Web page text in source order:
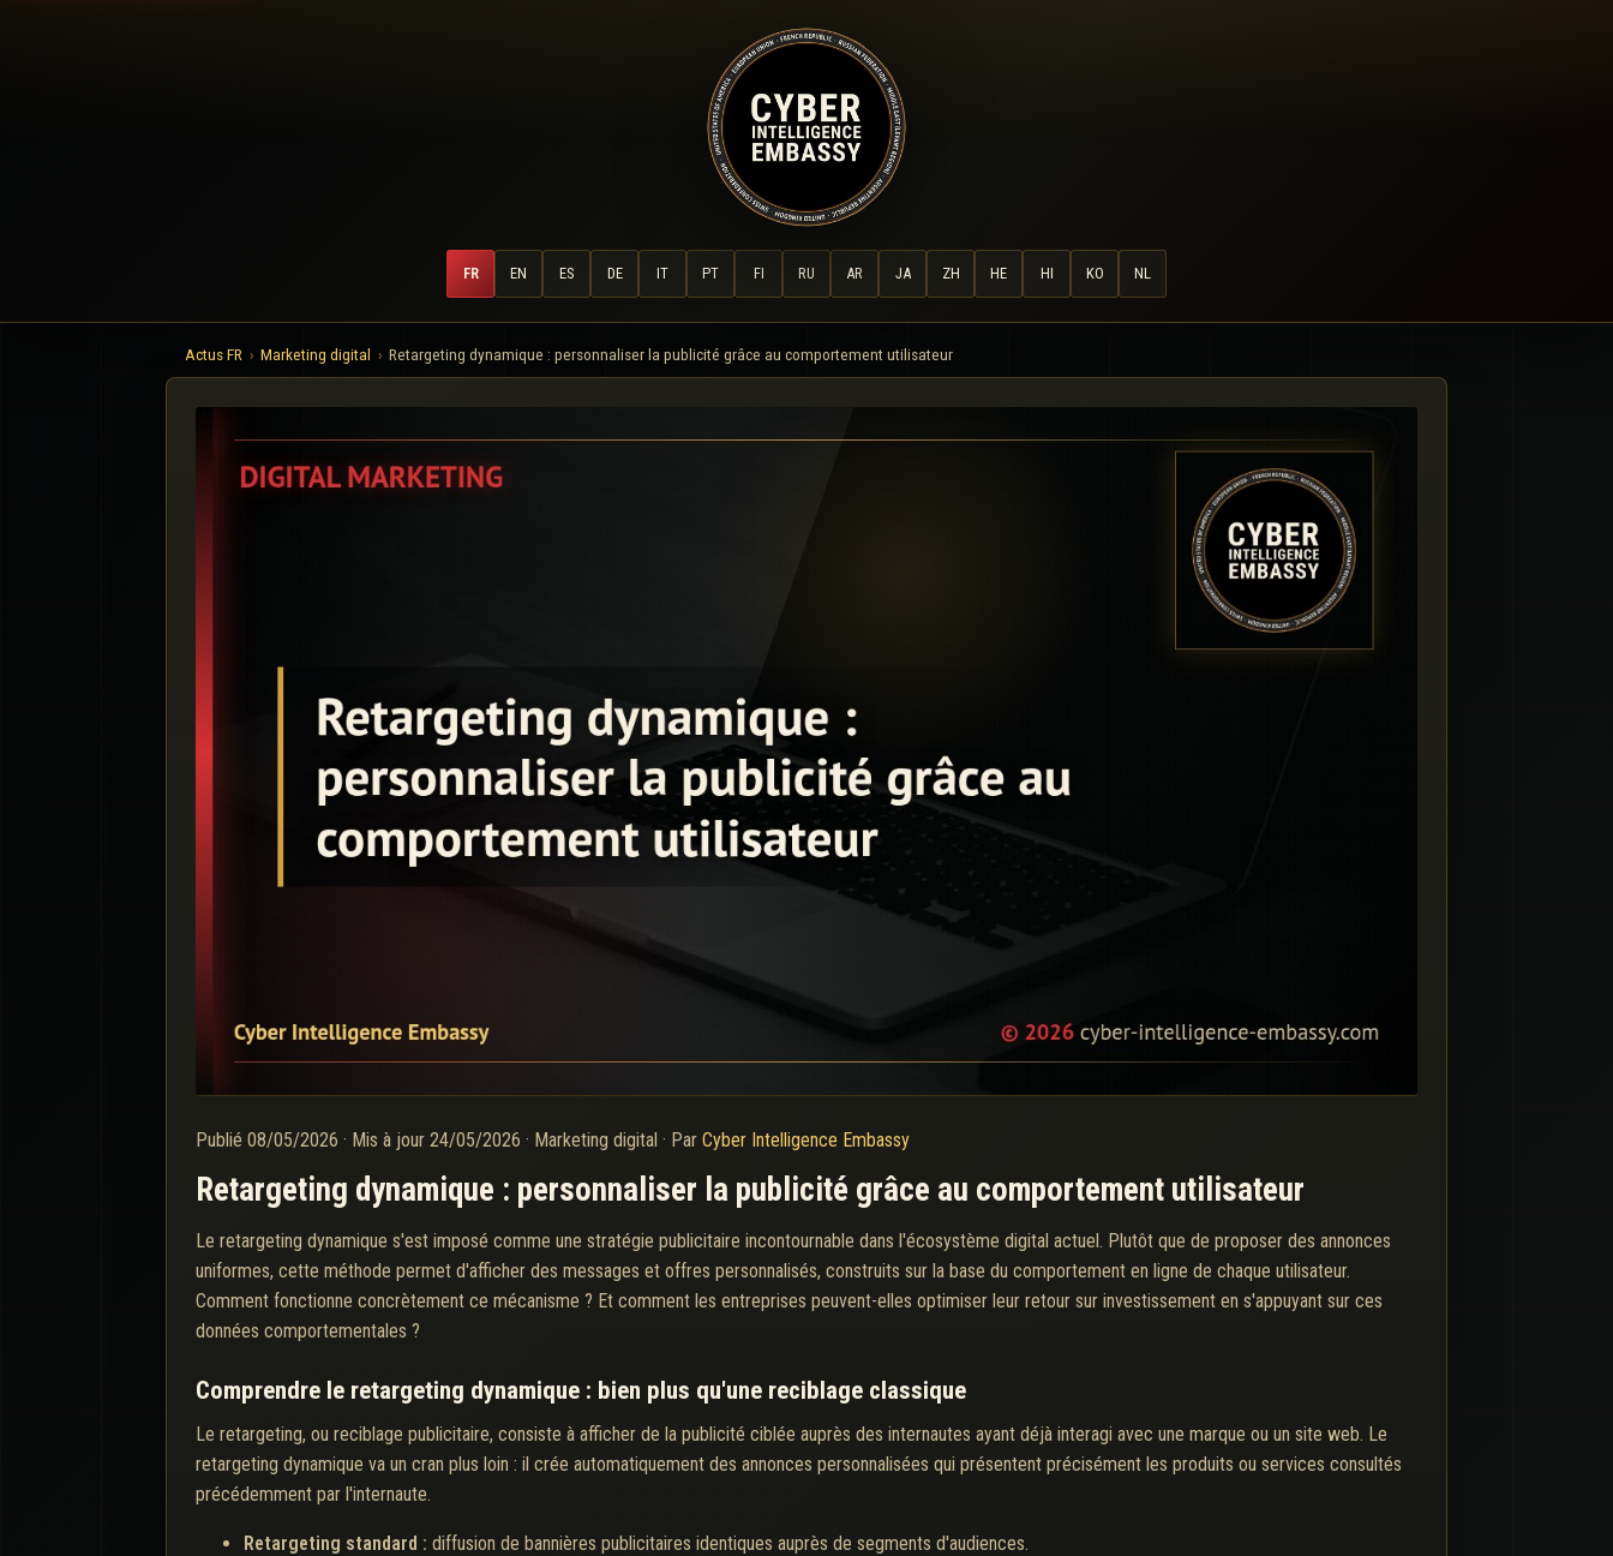
FR EN ES DE IT PT FI RU AR JA ZH HE HI KO NL
Actus FR Marketing digital Retargeting dynamique : personnaliser la publicité grâce au comportement utilisateur
Publié 08/05/2026 · Mis à jour 24/05/2026 · Marketing digital · Par Cyber Intelligence Embassy
Retargeting dynamique : personnaliser la publicité grâce au comportement utilisateur
Le retargeting dynamique s'est imposé comme une stratégie publicitaire incontournable dans l'écosystème digital actuel. Plutôt que de proposer des annonces
uniformes, cette méthode permet d'afficher des messages et offres personnalisés, construits sur la base du comportement en ligne de chaque utilisateur.
Comment fonctionne concrètement ce mécanisme ? Et comment les entreprises peuvent-elles optimiser leur retour sur investissement en s'appuyant sur ces
données comportementales ?
Comprendre le retargeting dynamique : bien plus qu'une reciblage classique
Le retargeting, ou reciblage publicitaire, consiste à afficher de la publicité ciblée auprès des internautes ayant déjà interagi avec une marque ou un site web. Le
retargeting dynamique va un cran plus loin : il crée automatiquement des annonces personnalisées qui présentent précisément les produits ou services consultés
précédemment par l'internaute.
Retargeting standard : diffusion de bannières publicitaires identiques auprès de segments d'audiences.